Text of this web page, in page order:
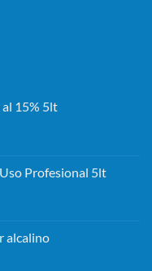
15% 5lt
Profesional 5lt
alcalino